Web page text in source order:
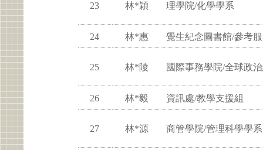
23 林*穎 理學院/化學學系
24 林*惠 覺生紀念圖書館/參考
25 林*陵 國際事務學院/全球政
26 林*毅 資訊處/教學支援組
27 林*源 商管學院/管理科學學系